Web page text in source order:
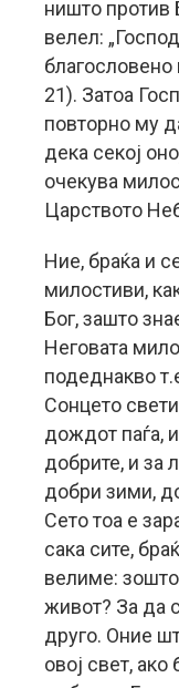
ништо против
велел:
благословено
21). Затоа
повторно му
дека секој
очекува
Царството
Ние, браќа и
милостиви,
Бог, зашто
Неговата
подеднакво
Сонцето
дождот паѓа,
добрите, и за
добри зими,
Сето тоа е
сака сите,
велиме:
живот? За да
друго. Оние
овој свет,